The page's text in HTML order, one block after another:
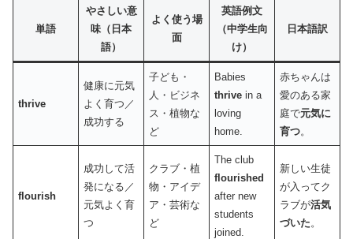
単語
やさしい意
味（日本
語）
よく使う場
面
英語例文
（中学生向
け）
日本語訳
thrive
健康に元気
よく育つ／
成功する
子ども・
人・ビジネ
ス・植物な
ど
Babies
thrive in a
loving
home.
赤ちゃんは
愛のある家
庭で元気に
育つ。
flourish
成功して活
発になる／
元気よく育
つ
クラブ・植
物・アイデ
ア・芸術な
ど
The club
flourished
after new
students
joined.
新しい生徒
が入ってク
ラブが活気
づいた 。